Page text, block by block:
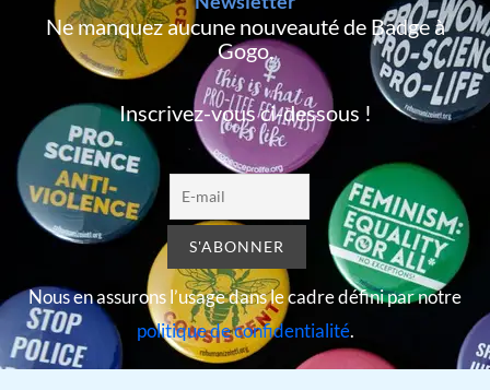
Ne manquez aucune nouveauté de Badge à
Gogo,
Inscrivez-vous ci-dessous !
Nous en assurons l’usage dans le cadre défini par notre
politique de confidentialité.